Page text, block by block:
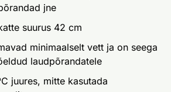
jne
suurus 42 cm
minimaalselt vett ja on seega
laudpõrandatele
juures, mitte kasutada